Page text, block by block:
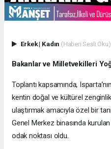
Erkek| Kadın (Haberi Sesli Oku)
​Bakanlar ve Milletvekilleri
​Toplantı kapsamında,
kentin doğal ve kültürel
ulaştırmak amacıyla özel bir
Genel Merkez binasında kurulan
odak noktası oldu.